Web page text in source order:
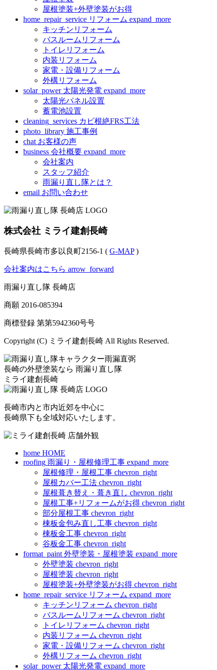
屋根塗装+外壁塗装がお得
home_repair_service リフォーム expand_more
キッチンリフォーム
バスルームリフォーム
トイレリフォーム
内装リフォーム
家電・設備リフォーム
外構リフォーム
solar_power 太陽光発電 expand_more
太陽光パネル設置
蓄電池設置
cleaning_services カビ根絶FRS工法
photo_library 施工事例
chat お客様の声
business 会社概要 expand_more
会社案内
スタッフ紹介
雨漏り直し隊とは？
email お問い合わせ
株式会社 ミライ建創長崎
長崎県長崎市多以良町2156-1 ( G-MAP)
会社案内はこちら arrow_forward
雨漏り直し隊 長崎店
商願 2016-085394
商標登録 第第5942360号号
Copyright (C) ミライ建創長崎 All Rights Reserved.
長崎の外壁塗装なら 雨漏り直し隊
ミライ建創長崎
長崎市内と市内近郊を中心に
長崎県下も全域対応いたします。
home HOME
roofing 雨漏り・屋根修理工事 expand_more
屋根修理・屋根工事 chevron_right
屋根カバー工法 chevron_right
屋根葺き替え・葺き直し chevron_right
屋根工事+リフォームがお得 chevron_right
部分屋根工事 chevron_right
棟板金包み直し工事 chevron_right
棟板金工事 chevron_right
谷板金工事 chevron_right
format_paint 外壁塗装・屋根塗装 expand_more
外壁塗装 chevron_right
屋根塗装 chevron_right
屋根塗装+外壁塗装がお得 chevron_right
home_repair_service リフォーム expand_more
キッチンリフォーム chevron_right
バスルームリフォーム chevron_right
トイレリフォーム chevron_right
内装リフォーム chevron_right
家電・設備リフォーム chevron_right
外構リフォーム chevron_right
solar_power 太陽光発電 expand_more